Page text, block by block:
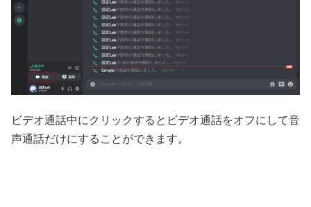
ビデオ通話中にクリックするとビデオ通話をオフにして音
声通話だけにすることができます。